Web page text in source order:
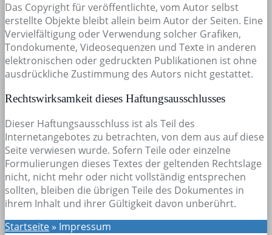
Das Copyright für veröffentlichte, vom Autor selbst
erstellte Objekte bleibt allein beim Autor der Seiten. Eine
Vervielfältigung oder Verwendung solcher Grafiken,
Tondokumente, Videosequenzen und Texte in anderen
elektronischen oder gedruckten Publikationen ist ohne
ausdrückliche Zustimmung des Autors nicht gestattet.
Rechtswirksamkeit dieses Haftungsausschlusses
Dieser Haftungsausschluss ist als Teil des
Internetangebotes zu betrachten, von dem aus auf diese
Seite verwiesen wurde. Sofern Teile oder einzelne
Formulierungen dieses Textes der geltenden Rechtslage
nicht, nicht mehr oder nicht vollständig entsprechen
sollten, bleiben die übrigen Teile des Dokumentes in
ihrem Inhalt und ihrer Gültigkeit davon unberührt.
Startseite» Impressum